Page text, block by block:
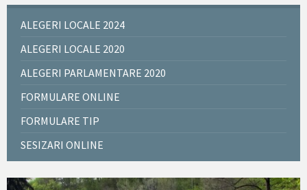
ALEGERI LOCALE 2024
ALEGERI LOCALE 2020
ALEGERI PARLAMENTARE 2020
FORMULARE ONLINE
FORMULARE TIP
SESIZARI ONLINE